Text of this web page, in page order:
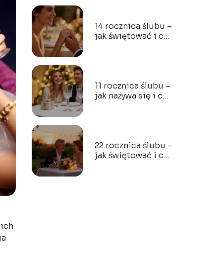
14 rocznica ślubu –
jak świętować i co
11 rocznica ślubu –
jak nazywa się i co
22 rocznica ślubu –
jak świętować i co